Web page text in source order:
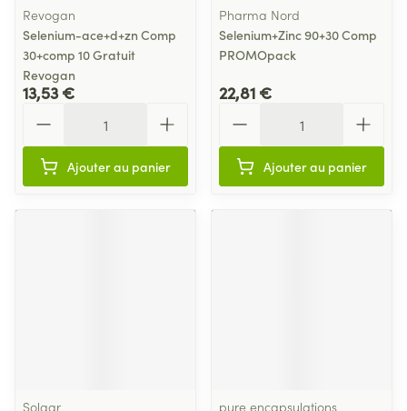
Revogan
Selenium-ace+d+zn Comp
30+comp 10 Gratuit
Revogan
13,53 €
Ajouter au panier
Pharma Nord
Selenium+Zinc 90+30 Comp
PROMOpack
22,81 €
Ajouter au panier
Solgar pure encapsulations